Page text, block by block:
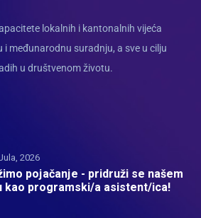
lokalnih i kantonalnih vijeća
i međunarodnu suradnju, a sve u cilju
u društvenom životu.
2026
pojačanje - pridruži se našem
kao programski/a asistent/ica!